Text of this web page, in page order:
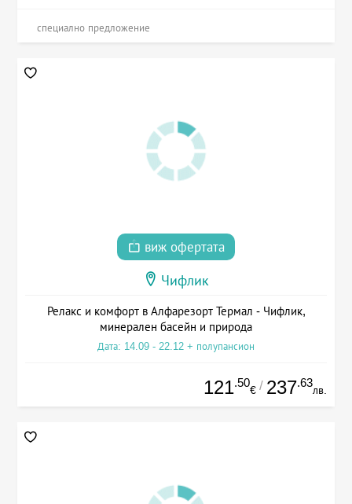
специално предложение
виж офертата
Чифлик
Релакс и комфорт в Алфарезорт Термал - Чифлик,
минерален басейн и природа
Дата: 14.09 - 22.12 + полупансион
121.50
€ / 237.63
лв.